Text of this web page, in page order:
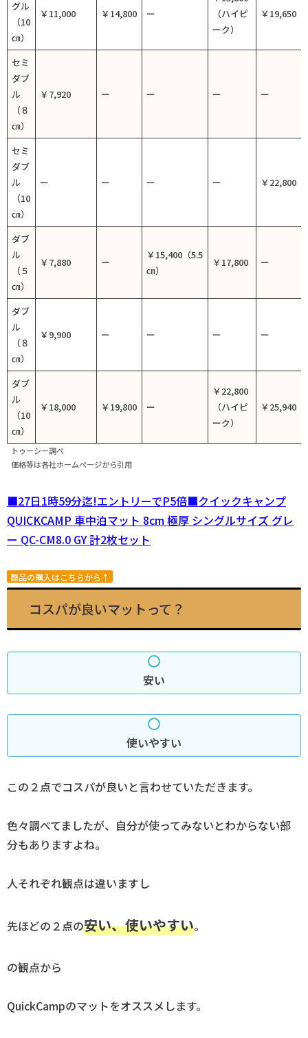
グル
（10
㎝）
￥11,000 ￥14,800 ー
（ハイピ
ーク）
￥19,650
セミ
ダブ
ル
（８
㎝）
￥7,920 ー ー ー ー
セミ
ダブ
ル
（10
㎝）
ー ー ー ー ￥22,800
ダブ
ル
（５
㎝）
￥7,880 ー
￥15,400（5.5
㎝）
￥17,800 ー
ダブ
ル
（８
㎝）
￥9,900 ー ー ー ー
ダブ
ル
（10
㎝）
￥18,000 ￥19,800 ー
￥22,800
（ハイピ
ーク）
￥25,940
トゥーシー調べ
価格等は各社ホームページから引用
■27日1時59分迄!エントリーでP5倍■クイックキャンプ
QUICKCAMP 車中泊マット 8cm 極厚 シングルサイズ グレ
ー QC-CM8.0 GY 計2枚セット
商品の購入はこちらから↑
コスパが良いマットって？
安い
使いやすい
この２点でコスパが良いと言わせていただきます。
色々調べてましたが、自分が使ってみないとわからない部
分もありますよね。
人それぞれ観点は違いますし
先ほどの２点の安い、使いやすい。
の観点から
QuickCampのマットをオススメします。